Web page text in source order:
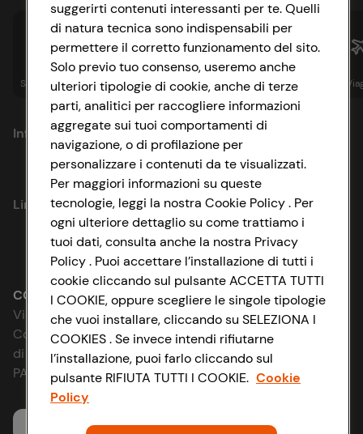
Spesa online Assicurazioni Sapori& Istituzionale
Informazioni
Privacy Policy
Cookie Policy
Impostazioni Cookie
Accessibilità
D&I e Parità di Genere
Strategia Fiscale
Link utili
Lavora con noi
Le cooperative
News & Approfondimenti
Richiami prodotto
Whistleblowing
CONAD SOCIETÀ COOPERATIVA
Via Michelino, 59 | 40127 BOLOGNA
Codice Fiscale e Registro Imprese
di Bologna 00865960157
PARTITA IVA 03320960374
Servizio clienti
suggerirti contenuti interessanti per te. Quelli
di natura tecnica sono indispensabili per
permettere il corretto funzionamento del sito.
Solo previo tuo consenso, useremo anche
ulteriori tipologie di cookie, anche di terze
parti, analitici per raccogliere informazioni
aggregate sui tuoi comportamenti di
navigazione, o di profilazione per
personalizzare i contenuti da te visualizzati.
Per maggiori informazioni su queste
tecnologie, leggi la nostra Cookie Policy . Per
ogni ulteriore dettaglio su come trattiamo i
tuoi dati, consulta anche la nostra Privacy
Policy . Puoi accettare l’installazione di tutti i
cookie cliccando sul pulsante ACCETTA TUTTI
I COOKIE, oppure scegliere le singole tipologie
che vuoi installare, cliccando su SELEZIONA I
COOKIES . Se invece intendi rifiutarne
l’installazione, puoi farlo cliccando sul
pulsante RIFIUTA TUTTI I COOKIE. Cookie
Policy